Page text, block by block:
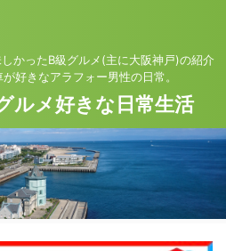
かったB級グルメ(主に大阪神戸)の紹介
好きなアラフォー男性の日常。
ルメ好きな日常生活